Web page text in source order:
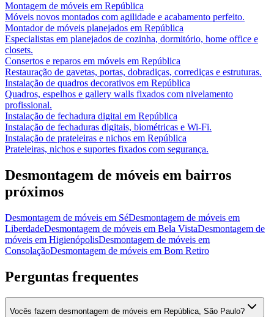
Montagem de móveis em República
Móveis novos montados com agilidade e acabamento perfeito.
Montador de móveis planejados em República
Especialistas em planejados de cozinha, dormitório, home office e
closets.
Consertos e reparos em móveis em República
Restauração de gavetas, portas, dobradiças, corrediças e estruturas.
Instalação de quadros decorativos em República
Quadros, espelhos e gallery walls fixados com nivelamento
profissional.
Instalação de fechadura digital em República
Instalação de fechaduras digitais, biométricas e Wi-Fi.
Instalação de prateleiras e nichos em República
Prateleiras, nichos e suportes fixados com segurança.
Desmontagem de móveis em bairros
próximos
Desmontagem de móveis em SéDesmontagem de móveis em
LiberdadeDesmontagem de móveis em Bela VistaDesmontagem de
móveis em HigienópolisDesmontagem de móveis em
ConsolaçãoDesmontagem de móveis em Bom Retiro
Perguntas frequentes
Vocês fazem desmontagem de móveis em República, São Paulo?